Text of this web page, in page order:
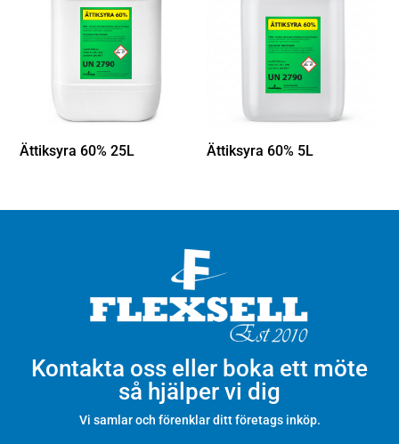
Ättiksyra 60% 25L Ättiksyra 60% 5L
Kontakta oss eller boka ett möte
så hjälper vi dig
Vi samlar och förenklar ditt företags inköp.